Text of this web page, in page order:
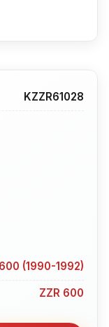
KZZR61028
(1990-1992)
ZZR 600